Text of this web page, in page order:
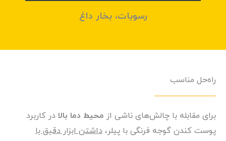
رسوبات، بخار داغ
راه‌حل مناسب
برای مقابله با چالش‌های ناشی از محیط دما بالا در کاربرد
پوست کندن گوجه فرنگی با پیلر، داشتن ابزار دقیق با